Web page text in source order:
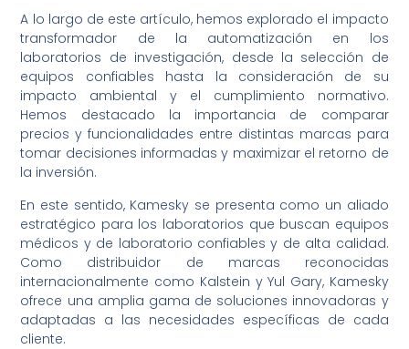
A lo largo de este artículo, hemos explorado el impacto
transformador de la automatización en los
laboratorios de investigación, desde la selección de
equipos confiables hasta la consideración de su
impacto ambiental y el cumplimiento normativo.
Hemos destacado la importancia de comparar
precios y funcionalidades entre distintas marcas para
tomar decisiones informadas y maximizar el retorno de
la inversión.
En este sentido, Kamesky se presenta como un aliado
estratégico para los laboratorios que buscan equipos
médicos y de laboratorio confiables y de alta calidad.
Como distribuidor de marcas reconocidas
internacionalmente como Kalstein y Yul Gary, Kamesky
ofrece una amplia gama de soluciones innovadoras y
adaptadas a las necesidades específicas de cada
cliente.